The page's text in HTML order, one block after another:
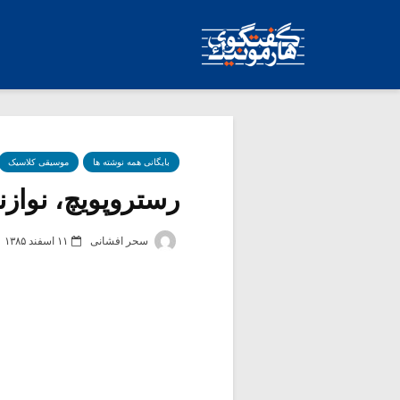
بایگانی همه نوشته ها موسیقی کلاسیک
رستروپویچ،
سحر افشانی ۱۱ اسفند ۱۳۸۵